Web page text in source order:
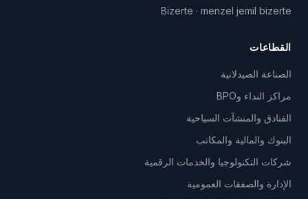
Bizerte · menzel jemil bizerte
القطاعات
الصناعة الصيدلانية
مراكز النداء وBPO
الفنادق والمنشآت السياحية
البنوك والمالية والمكاتب
شركات التكنولوجيا والخدمات الرقمية
الإدارة والصفقات العمومية